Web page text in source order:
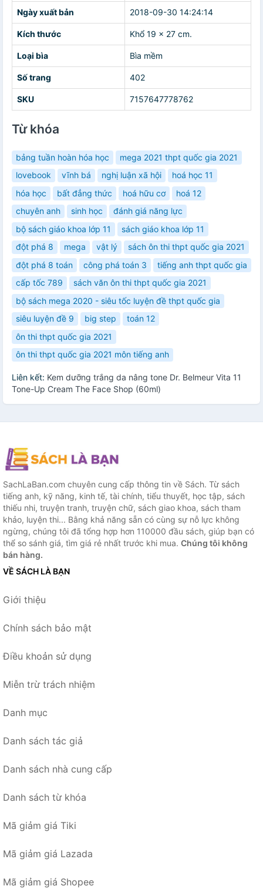
Ngày xuất bản 2018-09-30 14:24:14
Kích thước Khổ 19 x 27 cm.
Loại bìa Bìa mềm
Số trang 402
SKU 7157647778762
Từ khóa
bảng tuần hoàn hóa học
mega 2021 thpt quốc gia 2021
lovebook
vĩnh bá nghị luận xã hội
hoá học 11
hóa học
bất đẳng thức hoá hữu cơ
hoá 12
chuyên anh
sinh học
đánh giá năng lực
bộ sách giáo khoa lớp 11
sách giáo khoa lớp 11
đột phá 8
mega vật lý
sách ôn thi thpt quốc gia 2021
đột phá 8 toán
công phá toán 3
tiếng anh thpt quốc gia
cấp tốc 789
sách văn ôn thi thpt quốc gia 2021
bộ sách mega 2020 - siêu tốc luyện đề thpt quốc gia
siêu luyện đề 9
big step
toán 12
ôn thi thpt quốc gia 2021
ôn thi thpt quốc gia 2021 môn tiếng anh
Liên kết: Kem dưỡng trắng da nâng tone Dr. Belmeur Vita 11
Tone-Up Cream The Face Shop (60ml)
SachLaBan.com chuyên cung cấp thông tin về Sách. Từ sách
tiếng anh, kỹ năng, kinh tế, tài chính, tiểu thuyết, học tập, sách
thiếu nhi, truyện tranh, truyện chữ, sách giao khoa, sách tham
khảo, luyện thi... Bằng khả năng sẵn có cùng sự nỗ lực không
ngừng, chúng tôi đã tổng hợp hơn 110000 đầu sách, giúp bạn có
thể so sánh giá, tìm giá rẻ nhất trước khi mua. Chúng tôi không
bán hàng.
VỀ SÁCH LÀ BẠN
Giới thiệu
Chính sách bảo mật
Điều khoản sử dụng
Miễn trừ trách nhiệm
Danh mục
Danh sách tác giả
Danh sách nhà cung cấp
Danh sách từ khóa
Mã giảm giá Tiki
Mã giảm giá Lazada
Mã giảm giá Shopee